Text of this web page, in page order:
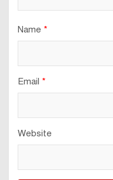
Name *
Email *
Website